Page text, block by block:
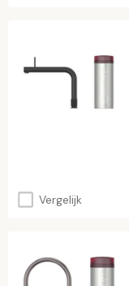
Vergelijk